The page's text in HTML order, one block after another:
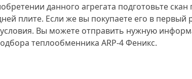
данного агрегата подготовьте
плите. Если же вы покупаете его в
Вы можете отправить нужную
теплообменника ARP-4 Феникс.